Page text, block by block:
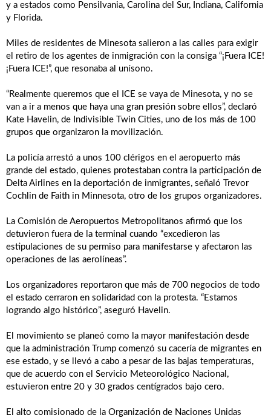
y a estados como Pensilvania, Carolina del Sur, Indiana, California
y Florida.
Miles de residentes de Minesota salieron a las calles para exigir
el retiro de los agentes de inmigración con la consiga “¡Fuera ICE!
¡Fuera ICE!”, que resonaba al unísono.
“Realmente queremos que el ICE se vaya de Minesota, y no se
van a ir a menos que haya una gran presión sobre ellos”, declaró
Kate Havelin, de Indivisible Twin Cities, uno de los más de 100
grupos que organizaron la movilización.
La policía arrestó a unos 100 clérigos en el aeropuerto más
grande del estado, quienes protestaban contra la participación de
Delta Airlines en la deportación de inmigrantes, señaló Trevor
Cochlin de Faith in Minnesota, otro de los grupos organizadores.
La Comisión de Aeropuertos Metropolitanos afirmó que los
detuvieron fuera de la terminal cuando “excedieron las
estipulaciones de su permiso para manifestarse y afectaron las
operaciones de las aerolíneas”.
Los organizadores reportaron que más de 700 negocios de todo
el estado cerraron en solidaridad con la protesta. “Estamos
logrando algo histórico”, aseguró Havelin.
El movimiento se planeó como la mayor manifestación desde
que la administración Trump comenzó su cacería de migrantes en
ese estado, y se llevó a cabo a pesar de las bajas temperaturas,
que de acuerdo con el Servicio Meteorológico Nacional,
estuvieron entre 20 y 30 grados centígrados bajo cero.
El alto comisionado de la Organización de Naciones Unidas